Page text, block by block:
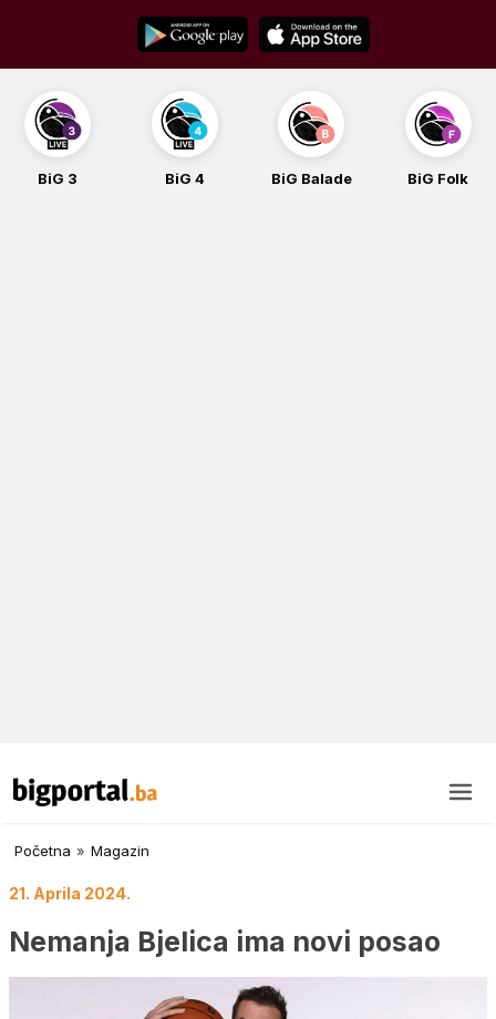
content
BiG 3 BiG 4 BiG Balade BiG Folk
Početna » Magazin
21. Aprila 2024.
Nemanja Bjelica ima novi posao